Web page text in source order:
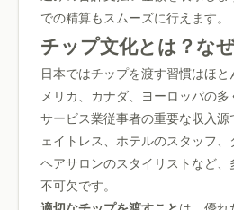
での精算もスムーズに行えます。
チップ文化とは？な
日本ではチップを渡す習慣はほ
メリカ、カナダ、ヨーロッパの
サービス業従事者の重要な収入源
ェイトレス、ホテルのスタッフ、
ヘアサロンのスタイリストなど
不可欠です。